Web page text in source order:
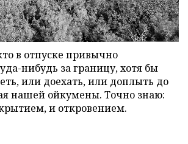
в отпуске привычно
нибудь за границу, хотя бы
или доехать, или доплыть до
нашей ойкумены. Точно знаю:
и откровением.